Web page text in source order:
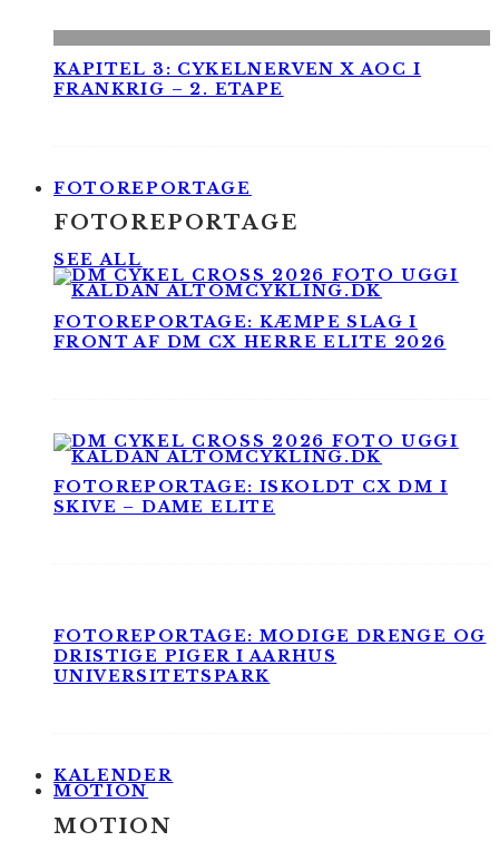
KAPITEL 3: CYKELNERVEN X AOC I
FRANKRIG – 2. ETAPE
FOTOREPORTAGE
FOTOREPORTAGE
SEE ALL
FOTOREPORTAGE: KÆMPE SLAG I
FRONT AF DM CX HERRE ELITE 2026
FOTOREPORTAGE: ISKOLDT CX DM I
SKIVE – DAME ELITE
FOTOREPORTAGE: MODIGE DRENGE OG
DRISTIGE PIGER I AARHUS
UNIVERSITETSPARK
KALENDER
MOTION
MOTION